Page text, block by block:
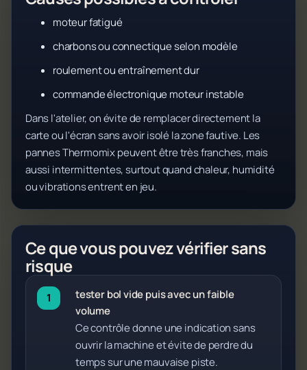
moteur fatigué
charbons ou connectique selon modèle
roulement ou entraînement dur
commande électronique moteur instable
Dans l'atelier, on évite de remplacer directement la
carte ou l'écran sans avoir isolé la zone fautive. Les
pannes Thermomix peuvent être très franches, mais
aussi intermittentes, surtout quand chaleur, humidité
ou vibrations entrent en jeu.
Ce que vous pouvez vérifier sans
risque
tester bol vide puis avec un faible
volume
Ce contrôle donne une indication sans
ouvrir la machine et évite de perdre du
temps sur une mauvaise piste.